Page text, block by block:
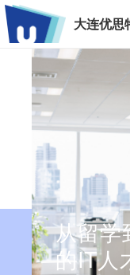
大连优思
从留学
的IT人